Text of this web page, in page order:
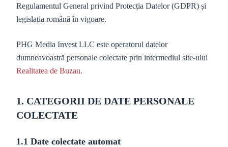
Regulamentul General privind Protecția Datelor (GDPR) și
legislația română în vigoare.
PHG Media Invest LLC este operatorul datelor
dumneavoastră personale colectate prin intermediul site-ului
Realitatea de Buzau.
1. CATEGORII DE DATE PERSONALE
COLECTATE
1.1 Date colectate automat